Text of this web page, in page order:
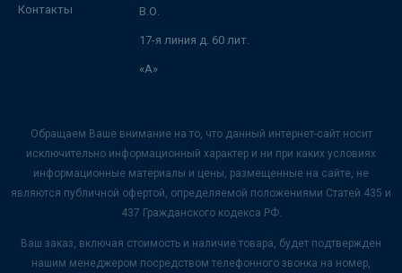
Контакты В.О.
17-я линия д. 60 лит.
«А»
Обращаем Ваше внимание на то, что данный интернет-сайт носит
исключительно информационный характер и ни при каких условиях
информационные материалы и цены, размещенные на сайте, не
являются публичной офертой, определяемой положениями Статей 435 и
437 Гражданского кодекса РФ.
Ваш заказ, включая стоимость и наличие товара, будет подтвержден
нашим менеджером посредством телефонного звонка на номер,